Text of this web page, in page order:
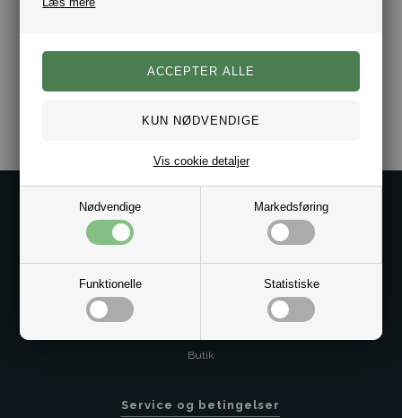
Nødvendige Markedsføring
Funktionelle Statistiske
Vis cookie detaljer
Varenr.:
Kundeservice@bestman.dk
Butik
Service og betingelser